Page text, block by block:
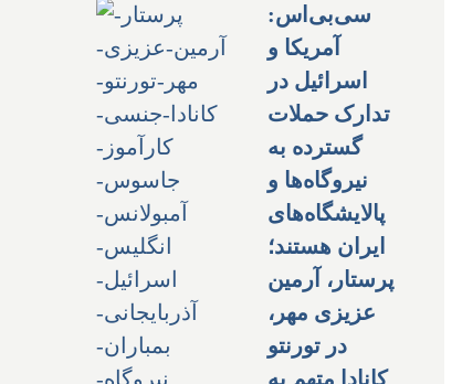
سی‌بی‌اس:
آمریکا و
اسرائیل در
تدارک حملات
گسترده به
نیروگاه‌ها و
پالایشگاه‌های
ایران هستند؛
پرستار، آرمین
عزیزی مهر،
در تورنتو
کانادا متهم به